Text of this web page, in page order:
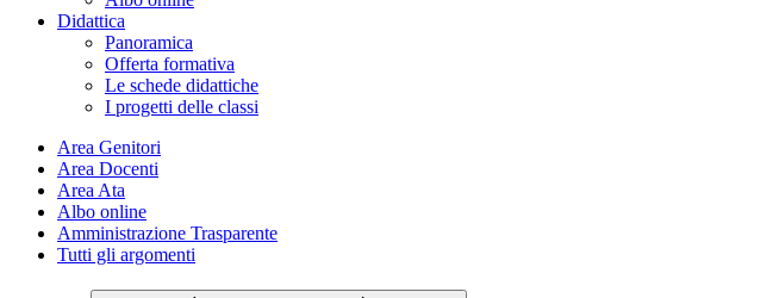
Didattica
Panoramica
Offerta formativa
Le schede didattiche
I progetti delle classi
Area Genitori
Area Docenti
Area Ata
Albo online
Amministrazione Trasparente
Tutti gli argomenti